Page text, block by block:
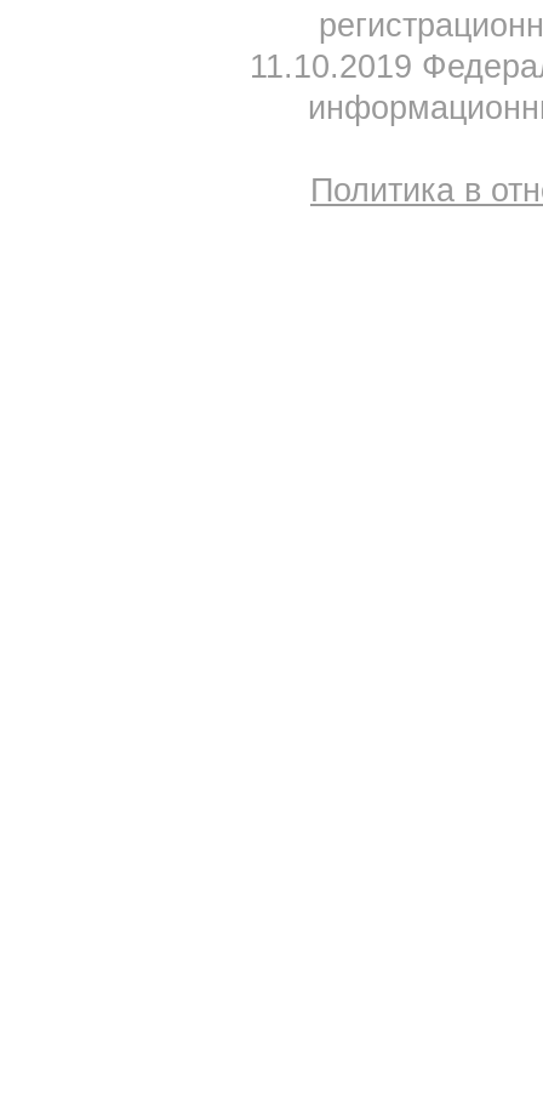
11.10.2019
Политика в